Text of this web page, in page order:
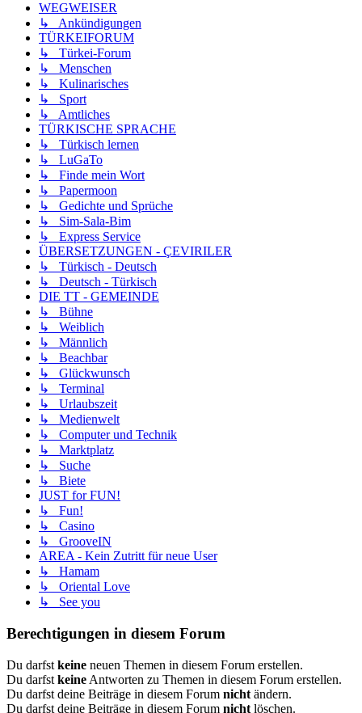
WEGWEISER
↳ Ankündigungen
TÜRKEIFORUM
↳ Türkei-Forum
↳ Menschen
↳ Kulinarisches
↳ Sport
↳ Amtliches
TÜRKISCHE SPRACHE
↳ Türkisch lernen
↳ LuGaTo
↳ Finde mein Wort
↳ Papermoon
↳ Gedichte und Sprüche
↳ Sim-Sala-Bim
↳ Express Service
ÜBERSETZUNGEN - ÇEVIRILER
↳ Türkisch - Deutsch
↳ Deutsch - Türkisch
DIE TT - GEMEINDE
↳ Bühne
↳ Weiblich
↳ Männlich
↳ Beachbar
↳ Glückwunsch
↳ Terminal
↳ Urlaubszeit
↳ Medienwelt
↳ Computer und Technik
↳ Marktplatz
↳ Suche
↳ Biete
JUST for FUN!
↳ Fun!
↳ Casino
↳ GrooveIN
AREA - Kein Zutritt für neue User
↳ Hamam
↳ Oriental Love
↳ See you
Berechtigungen in diesem Forum
Du darfst keine neuen Themen in diesem Forum erstellen.
Du darfst keine Antworten zu Themen in diesem Forum erstellen.
Du darfst deine Beiträge in diesem Forum nicht ändern.
Du darfst deine Beiträge in diesem Forum nicht löschen.